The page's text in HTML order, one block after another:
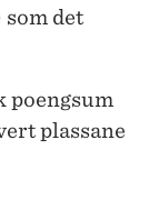
det
poengsum
plassane